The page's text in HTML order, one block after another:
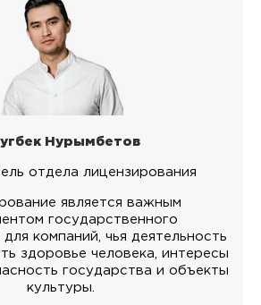
Нурымбетов
отдела лицензирования
является важным
государственного
компаний, чья деятельность
здоровье человека, интересы
государства и объекты
культуры.